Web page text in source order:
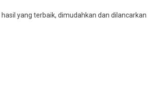
yang terbaik, dimudahkan dan dilancarkan